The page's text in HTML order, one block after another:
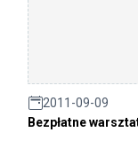
2011-09-09
Bezpłatne